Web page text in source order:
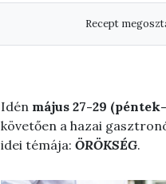
Recept
Idén május 27-29
követően a hazai
idei témája: ÖRÖKSÉG.